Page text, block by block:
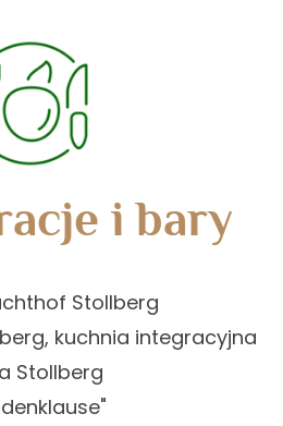
i bary
Stollberg
kuchnia integracyjna
Stollberg